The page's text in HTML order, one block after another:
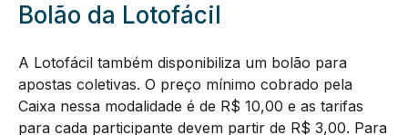
Bolão da Lotofácil
A Lotofácil também disponibiliza um bolão para
apostas coletivas. O preço mínimo cobrado pela
Caixa nessa modalidade é de R$ 10,00 e as tarifas
para cada participante devem partir de R$ 3,00. Para